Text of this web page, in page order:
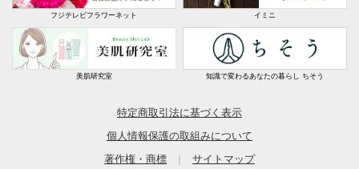
フジテレビフラワーネット イミニ
美肌研究室 知識で変わるあなたの暮らし ちそう
特定商取引法に基づく表示
個人情報保護の取組みについて
著作権・商標
サイトマップ